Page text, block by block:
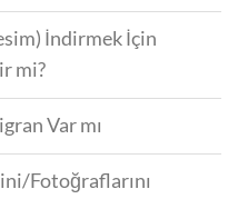
İndirmek İçin
mi?
Var mı
Fotoğraflarını